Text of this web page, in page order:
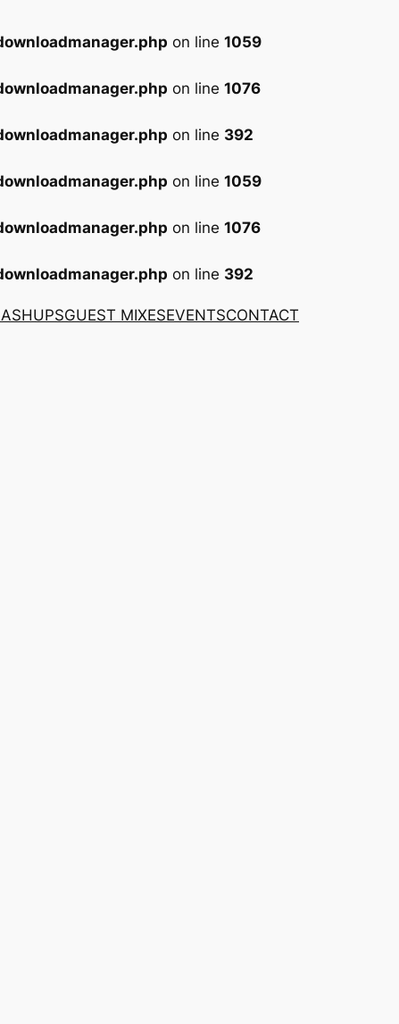
on line 1059
on line 1076
on line 392
on line 1059
on line 1076
on line 392
GUEST MIXESEVENTSCONTACT